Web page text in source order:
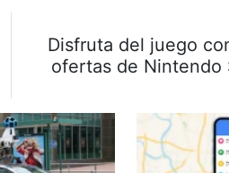
Disfruta del juego
ofertas de Nintendo